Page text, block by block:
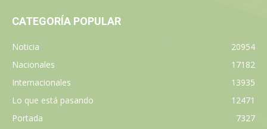
CATEGORÍA POPULAR
Noticia
20954
Nacionales
17182
Internacionales
13935
Lo que está pasando
12471
Portada
7327